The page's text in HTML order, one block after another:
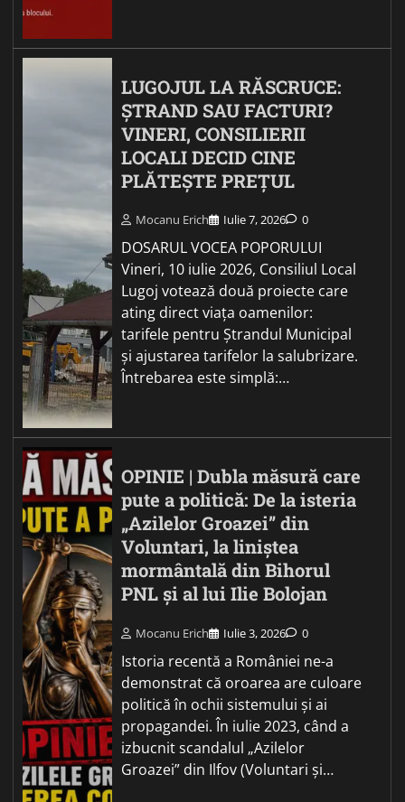
LUGOJUL LA RĂSCRUCE:
ȘTRAND SAU FACTURI?
VINERI, CONSILIERII
LOCALI DECID CINE
PLĂTEȘTE PREȚUL
Mocanu Erich Iulie 7, 2026 0
DOSARUL VOCEA POPORULUI
Vineri, 10 iulie 2026, Consiliul Local
Lugoj votează două proiecte care
ating direct viața oamenilor:
tarifele pentru Ștrandul Municipal
și ajustarea tarifelor la salubrizare.
Întrebarea este simplă:…
OPINIE | Dubla măsură care
pute a politică: De la isteria
„Azilelor Groazei” din
Voluntari, la liniștea
mormântală din Bihorul
PNL și al lui Ilie Bolojan
Mocanu Erich Iulie 3, 2026 0
Istoria recentă a României ne-a
demonstrat că oroarea are culoare
politică în ochii sistemului și ai
propagandei. În iulie 2023, când a
izbucnit scandalul „Azilelor
Groazei” din Ilfov (Voluntari și…